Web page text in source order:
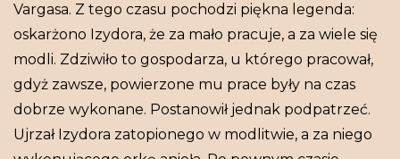
Vargasa. Z tego czasu pochodzi piękna legenda:
oskarżono Izydora, że za mało pracuje, a za wiele się
modli. Zdziwiło to gospodarza, u którego pracował,
gdyż zawsze, powierzone mu prace były na czas
dobrze wykonane. Postanowił jednak podpatrzeć.
Ujrzał Izydora zatopionego w modlitwie, a za niego